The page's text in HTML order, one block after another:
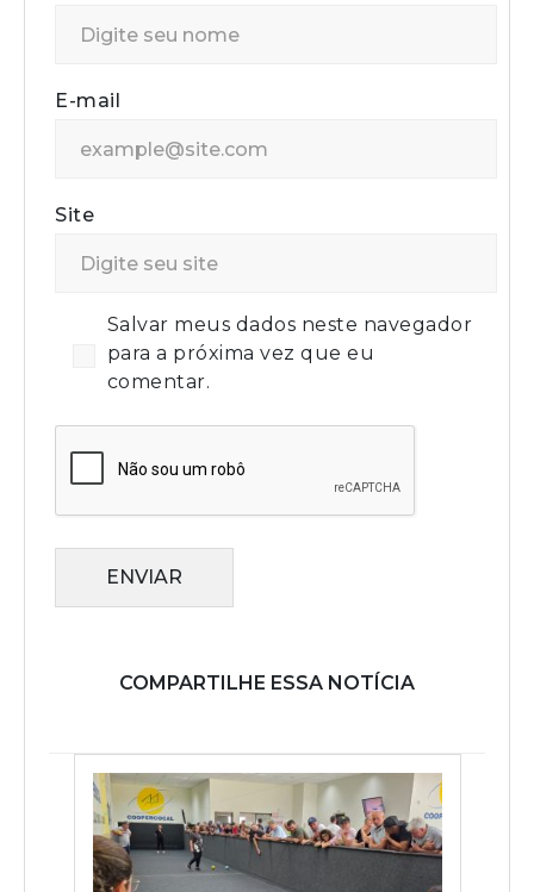
E-mail
Site
Salvar meus dados neste navegador
para a próxima vez que eu
comentar.
ENVIAR
COMPARTILHE ESSA NOTÍCIA